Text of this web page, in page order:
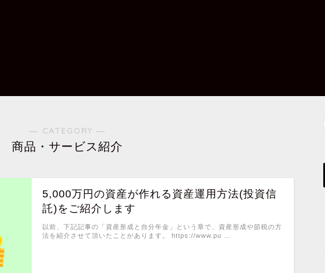
― CATEGORY ―
商品・サービス紹介
5,000万円の資産が作れる資産運用方法(投資信
託)をご紹介します
以前、下記記事の「資産形成と自分年金」という章で、資産形成や節税の方
法を紹介させて頂いたことがあります。 https://www.pu …